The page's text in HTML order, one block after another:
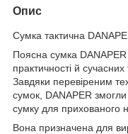
Опис
Сумка тактична
Поясна сумка
практичності й сучасних
Завдяки перевіреним
сумок, DANAPER
сумку для прихованого
Вона призначена для